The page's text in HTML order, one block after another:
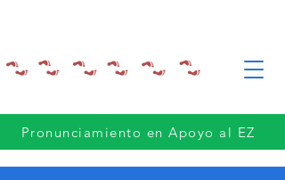
Pronunciamiento en Apoyo al EZ